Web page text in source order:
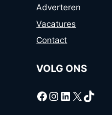
Adverteren
Vacatures
Contact
VOLG ONS
Facebook
Instagram
LinkedIn
X TikTok